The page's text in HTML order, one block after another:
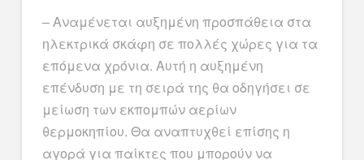
– Αναμένεται αυξημένη προσπάθεια στα
ηλεκτρικά σκάφη σε πολλές χώρες για τα
επόμενα χρόνια. Αυτή η αυξημένη
επένδυση με τη σειρά της θα οδηγήσει σε
μείωση των εκπομπών αερίων
θερμοκηπίου. Θα αναπτυχθεί επίσης η
αγορά για παίκτες που μπορούν να